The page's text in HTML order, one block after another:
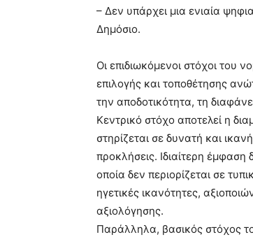
– Δεν υπάρχει μια ενιαία
Δημόσιο.
Οι επιδιωκόμενοι στόχοι του
επιλογής και τοποθέτησης
την αποδοτικότητα, τη
Κεντρικό στόχο αποτελεί η
στηρίζεται σε δυνατή και
προκλήσεις. Ιδιαίτερη
οποία δεν περιορίζεται σε
ηγετικές ικανότητες,
αξιολόγησης.
Παράλληλα, βασικός στόχος